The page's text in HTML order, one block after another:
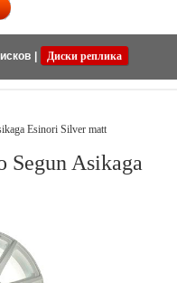
Диски реплика
Esinori Silver matt
Segun Asikaga